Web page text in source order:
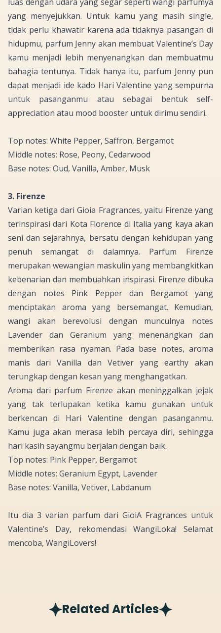
yang menyejukkan. Untuk kamu yang masih single,
tidak perlu khawatir karena ada tidaknya pasangan di
hidupmu, parfum Jenny akan membuat Valentine’s Day
kamu menjadi lebih menyenangkan dan membuatmu
bahagia tentunya. Tidak hanya itu, parfum Jenny pun
dapat menjadi ide kado HariValentine yang sempurna
untuk pasanganmu atau sebagai bentuk self-
appreciation atau mood booster untuk dirimu sendiri.
Top notes: White Pepper, Saffron, Bergamot
Middle notes: Rose, Peony, Cedarwood
Base notes: Oud, Vanilla, Amber, Musk
3. Firenze
Varian ketiga dari Gioia Fragrances, yaitu Firenze yang
terinspirasi dari Kota Florence di Italia yang kaya akan
seni dan sejarahnya, bersatu dengan kehidupan yang
penuh semangat di dalamnya. Parfum Firenze
merupakan wewangian maskulin yang membangkitkan
kebenarian dan membuahkan inspirasi. Firenze dibuka
dengan notes Pink Pepperdan Bergamotyang
menciptakan aroma yang bersemangat. Kemudian,
wangi akan berevolusi dengan munculnya notes
Lavender dan Geranium yang menenangkan dan
memberikan rasa nyaman. Pada base notes, aroma
manis dariVanilla danVetiver yangearthy akan
terungkap dengan kesan yang menghangatkan.
Aroma dari parfum Firenze akan meninggalkan jejak
yang tak terlupakan ketika kamu gunakan untuk
berkencan di Hari Valentine dengan pasanganmu.
Kamu juga akan merasa lebih percaya diri, sehingga
hari kasih sayangmu berjalan dengan baik.
Top notes: Pink Pepper, Bergamot
Middle notes: Geranium Egypt, Lavender
Base notes: Vanilla, Vetiver, Labdanum
Itu dia 3 varian parfum dari GioiA Fragrances untuk
Valentine’s Day, rekomendasi WangiLoka! Selamat
mencoba, WangiLovers!
Related Articles